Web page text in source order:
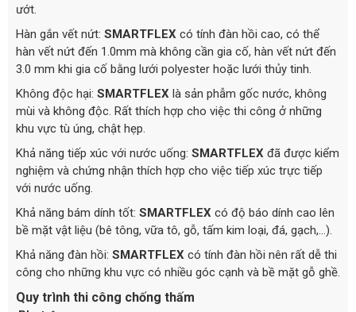
ướt.
Hàn gắn vết nứt: SMARTFLEX có tính đàn hồi cao, có thể
hàn vết nứt đến 1.0mm mà không cần gia cố, hàn vết nứt đến
3.0 mm khi gia cố bằng lưới polyester hoặc lưới thủy tinh.
Không độc hại: SMARTFLEX là sản phẫm gốc nước, không
mùi và không độc. Rất thích hợp cho việc thi công ở những
khu vực tù úng, chật hẹp.
Khả năng tiếp xúc với nước uống: SMARTFLEX đã được kiểm
nghiệm và chứng nhận thích hợp cho việc tiếp xúc trực tiếp
với nước uống.
Khả năng bám dính tốt: SMARTFLEX có độ báo dính cao lên
bề mặt vật liệu (bê tông, vữa tô, gỗ, tấm kim loại, đá, gạch,...).
Khả năng đàn hồi: SMARTFLEX có tính đàn hồi nên rất dễ thi
công cho những khu vực có nhiều góc cạnh và bề mặt gỗ ghề.
Quy trình thi công chống thấm